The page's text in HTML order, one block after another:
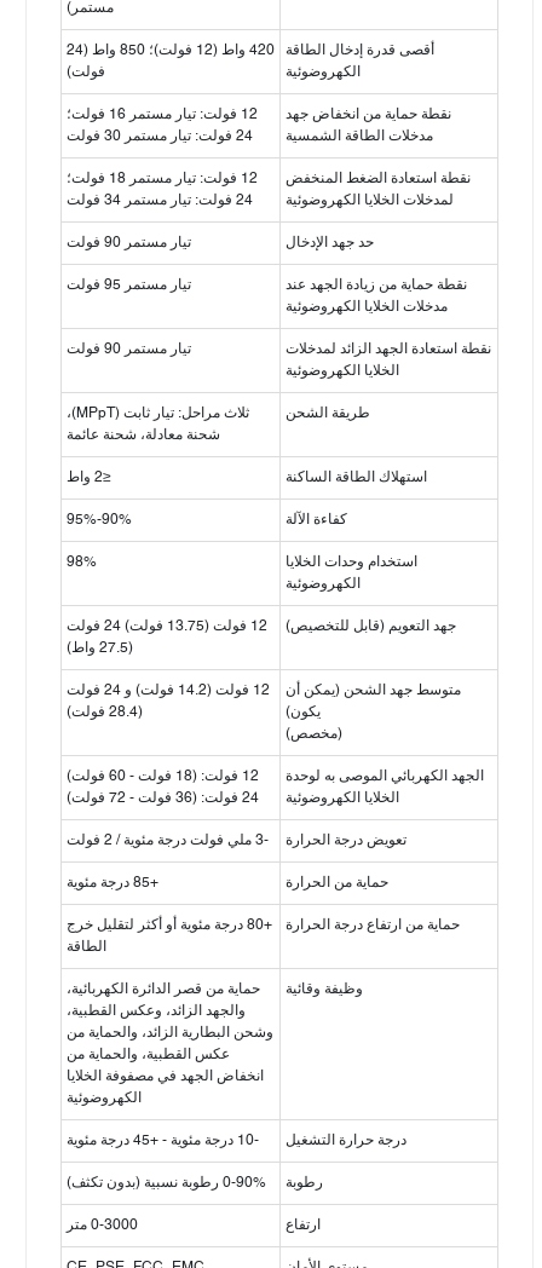
مستمر)
أقصى قدرة إدخال الطاقة
الكهروضوئية
420 واط (12 فولت)؛ 850 واط (24
فولت)
نقطة حماية من انخفاض جهد
مدخلات الطاقة الشمسية
12 فولت: تيار مستمر 16 فولت؛
24 فولت: تيار مستمر 30 فولت
نقطة استعادة الضغط المنخفض
لمدخلات الخلايا الكهروضوئية
12 فولت: تيار مستمر 18 فولت؛
24 فولت: تيار مستمر 34 فولت
حد جهد الإدخال تيار مستمر 90 فولت
نقطة حماية من زيادة الجهد عند
مدخلات الخلايا الكهروضوئية
تيار مستمر 95 فولت
نقطة استعادة الجهد الزائد لمدخلات
الخلايا الكهروضوئية
تيار مستمر 90 فولت
طريقة الشحن
ثلاث مراحل: تيار ثابت (MPpT)،
شحنة معادلة، شحنة عائمة
استهلاك الطاقة الساكنة ≤2 واط
كفاءة الآلة 90%-95%
استخدام وحدات الخلايا
الكهروضوئية
98%
جهد التعويم (قابل للتخصيص)
12 فولت (13.75 فولت) 24 فولت
(27.5 واط)
متوسط جهد الشحن (يمكن أن
يكون)
(مخصص)
12 فولت (14.2 فولت) و 24 فولت
(28.4 فولت)
الجهد الكهربائي الموصى به لوحدة
الخلايا الكهروضوئية
12 فولت: (18 فولت - 60 فولت)
24 فولت: (36 فولت - 72 فولت)
تعويض درجة الحرارة -3 ملي فولت درجة مئوية / 2 فولت
حماية من الحرارة +85 درجة مئوية
حماية من ارتفاع درجة الحرارة
+80 درجة مئوية أو أكثر لتقليل خرج
الطاقة
وظيفة وقائية
حماية من قصر الدائرة الكهربائية،
والجهد الزائد، وعكس القطبية،
وشحن البطارية الزائد، والحماية من
عكس القطبية، والحماية من
انخفاض الجهد في مصفوفة الخلايا
الكهروضوئية
درجة حرارة التشغيل -10 درجة مئوية - +45 درجة مئوية
رطوبة 0-90% رطوبة نسبية (بدون تكثف)
ارتفاع 0-3000 متر